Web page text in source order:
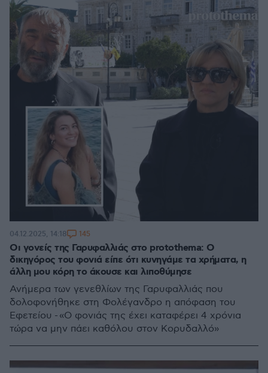
Οι γονείς της Γαρυφαλλιάς στο protothema: Ο
δικηγόρος του φονιά είπε ότι κυνηγάμε τα χρήματα, η
άλλη μου κόρη το άκουσε και λιποθύμησε
Ανήμερα των γενεθλίων της Γαρυφαλλιάς που
δολοφονήθηκε στη Φολέγανδρο η απόφαση του
Εφετείου - «Ο φονιάς της έχει καταφέρει 4 χρόνια
τώρα να μην πάει καθόλου στον Κορυδαλλό»
04.12.2025, 14:18 145